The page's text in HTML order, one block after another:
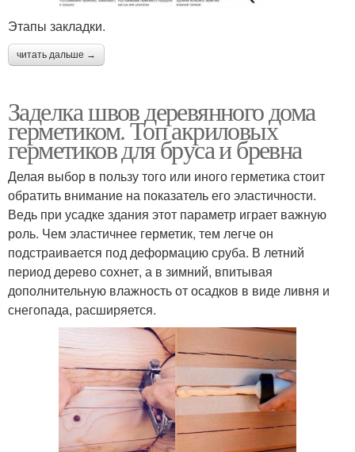
Этапы закладки.
читать дальше →
Заделка швов деревянного дома
герметиком. Топ акриловых
герметиков для бруса и бревна
Делая выбор в пользу того или иного герметика стоит
обратить внимание на показатель его эластичности.
Ведь при усадке здания этот параметр играет важную
роль. Чем эластичнее герметик, тем легче он
подстраивается под деформацию сруба. В летний
период дерево сохнет, а в зимний, впитывая
дополнительную влажность от осадков в виде ливня и
снегопада, расширяется.